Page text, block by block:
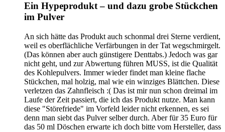
Ein Hypeprodukt – und dazu grobe Stückchen
im Pulver
An sich hätte das Produkt auch schonmal drei Sterne verdient,
weil es oberflächliche Verfärbungen in der Tat wegschmirgelt.
(Das können aber auch günstigere Denttabs.) Jedoch was gar
nicht geht, und zur Abwertung führen MUSS, ist die Qualität
des Kohlepulvers. Immer wieder findet man kleine flache
Stückchen, mal holzig, mal wie ein winziges Blättchen. Diese
verletzen das Zahnfleisch :( Das ist mir nun schon dreimal im
Laufe der Zeit passiert, die ich das Produkt nutze. Man kann
diese "Störefriede" im Vorfeld leider nicht erkennen, es sei
denn man siebt das Pulver selber durch. Aber für 35 Euro für
das 50 ml Döschen erwarte ich doch bitte vom Hersteller, dass